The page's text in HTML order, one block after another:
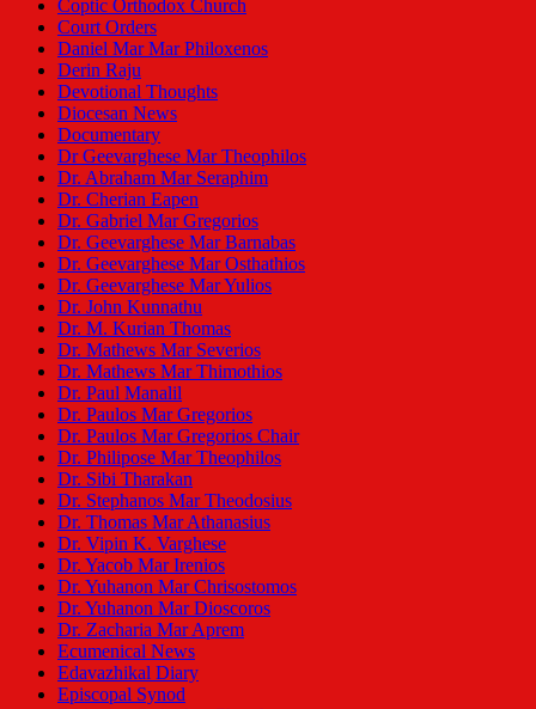
Coptic Orthodox Church
Court Orders
Daniel Mar Mar Philoxenos
Derin Raju
Devotional Thoughts
Diocesan News
Documentary
Dr Geevarghese Mar Theophilos
Dr. Abraham Mar Seraphim
Dr. Cherian Eapen
Dr. Gabriel Mar Gregorios
Dr. Geevarghese Mar Barnabas
Dr. Geevarghese Mar Osthathios
Dr. Geevarghese Mar Yulios
Dr. John Kunnathu
Dr. M. Kurian Thomas
Dr. Mathews Mar Severios
Dr. Mathews Mar Thimothios
Dr. Paul Manalil
Dr. Paulos Mar Gregorios
Dr. Paulos Mar Gregorios Chair
Dr. Philipose Mar Theophilos
Dr. Sibi Tharakan
Dr. Stephanos Mar Theodosius
Dr. Thomas Mar Athanasius
Dr. Vipin K. Varghese
Dr. Yacob Mar Irenios
Dr. Yuhanon Mar Chrisostomos
Dr. Yuhanon Mar Dioscoros
Dr. Zacharia Mar Aprem
Ecumenical News
Edavazhikal Diary
Episcopal Synod